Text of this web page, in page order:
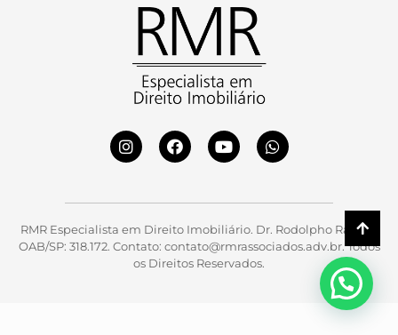
RMR Especialista em Direito Imobiliário. Dr. Rodolpho Ramos,
OAB/SP: 318.172. Contato: contato@rmrassociados.adv.br. Todos
os Direitos Reservados.